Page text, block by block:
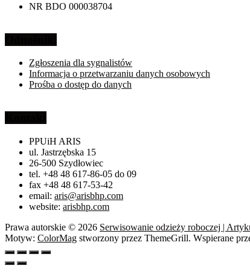
NR BDO 000038704
Zgłoszenia dla sygnalistów
Informacja o przetwarzaniu danych osobowych
Prośba o dostęp do danych
PPUiH ARIS
ul. Jastrzębska 15
26-500 Szydłowiec
tel. +48 48 617-86-05 do 09
fax +48 48 617-53-42
email: aris@arisbhp.com
website: arisbhp.com
Prawa autorskie © 2026 Serwisowanie odzieży roboczej |
Motyw: ColorMag stworzony przez ThemeGrill. Wspierane